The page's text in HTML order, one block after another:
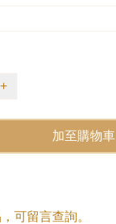
+
加至購物車
可留言查詢。